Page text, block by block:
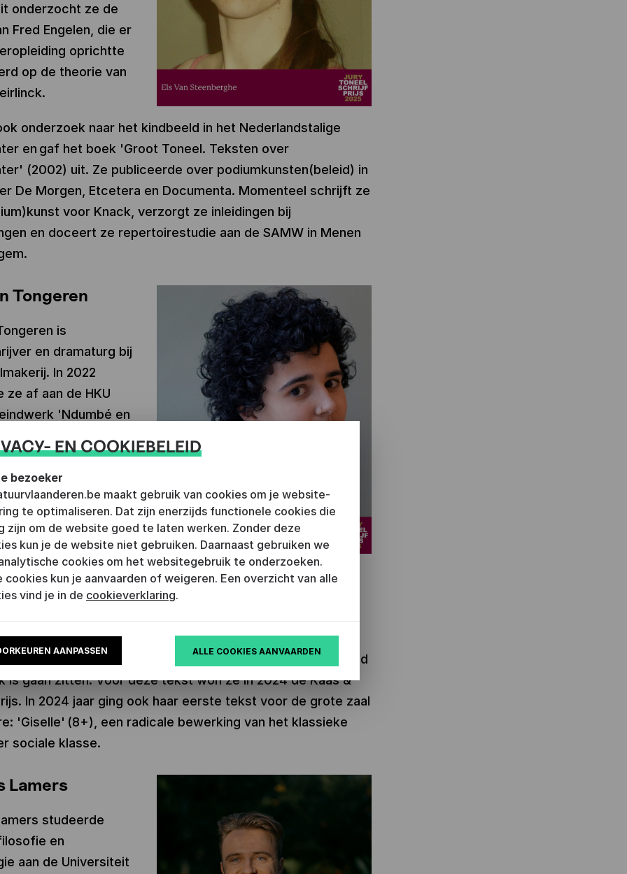
onderzocht ze de
Fred Engelen, die er
oprichtte
op de theorie van
onderzoek naar het kindbeeld in het Nederlandstalige
en gaf het boek 'Groot Toneel. Teksten over
(2002) uit. Ze publiceerde over podiumkunsten(beleid) in
De Morgen, Etcetera en Documenta. Momenteel schrijft ze
voor Knack, verzorgt ze inleidingen bij
en doceert ze repertoirestudie aan de SAMW in Menen
Tongeren
is
en dramaturg bij
In 2022
ze af aan de HKU
'Ndumbé en
(9+) en een
het belang van
In
schreef ze voor
en Urban Myth
(8+), over hoe het
doorwerkt in het heden.
aan de Rijn schreef ze, in coproductie met Theater
en Theater Oostpool, de klassenvoorstelling
(10+), over twee zusjes wiens moeder op een ochtend
is gaan zitten. Voor deze tekst won ze in 2024 de Kaas &
In 2024 jaar ging ook haar eerste tekst voor de grote zaal
'Giselle' (8+), een radicale bewerking van het klassieke
sociale klasse.
Lamers
studeerde
en
aan de Universiteit
EN COOKIEBELEID
bezoeker
maakt gebruik van cookies om je website-
te optimaliseren. Dat zijn enerzijds functionele cookies die
zijn om de website goed te laten werken. Zonder deze
kun je de website niet gebruiken. Daarnaast gebruiken we
cookies om het websitegebruik te onderzoeken.
cookies kun je aanvaarden of weigeren. Een overzicht van alle
vind je in de cookieverklaring.
AANPASSEN ALLE COOKIES AANVAARDEN